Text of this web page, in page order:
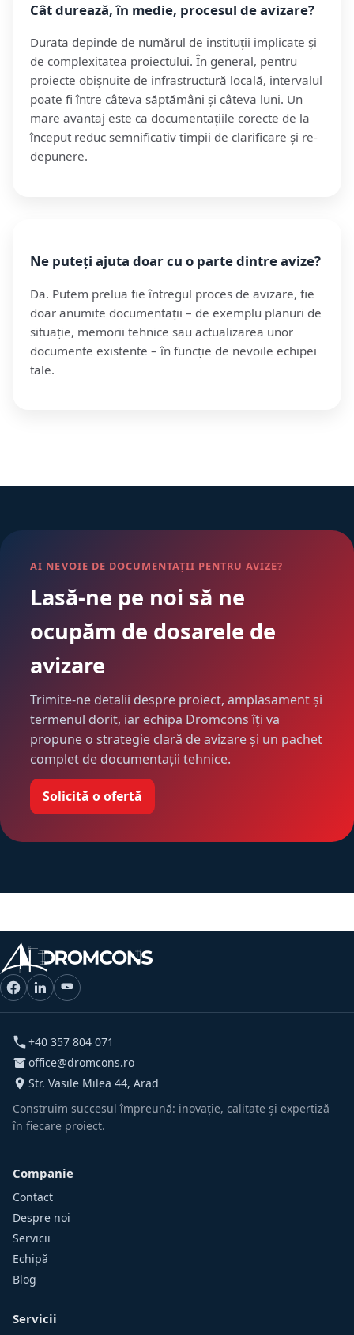
Cât durează, în medie, procesul de avizare?
Durata depinde de numărul de instituții implicate și
de complexitatea proiectului. În general, pentru
proiecte obișnuite de infrastructură locală, intervalul
poate fi între câteva săptămâni și câteva luni. Un
mare avantaj este ca documentațiile corecte de la
început reduc semnificativ timpii de clarificare și re-
depunere.
Ne puteți ajuta doar cu o parte dintre avize?
Da. Putem prelua fie întregul proces de avizare, fie
doar anumite documentații – de exemplu planuri de
situație, memorii tehnice sau actualizarea unor
documente existente – în funcție de nevoile echipei
tale.
AI NEVOIE DE DOCUMENTAȚII PENTRU AVIZE?
Lasă-ne pe noi să ne
ocupăm de dosarele de
avizare
Trimite-ne detalii despre proiect, amplasament și
termenul dorit, iar echipa Dromcons îți va
propune o strategie clară de avizare și un pachet
complet de documentații tehnice.
Solicită o ofertă
+40 357 804 071
office@dromcons.ro
Str. Vasile Milea 44, Arad
Construim succesul împreună: inovație, calitate și expertiză
în fiecare proiect.
Companie
Contact
Despre noi
Servicii
Echipă
Blog
Servicii